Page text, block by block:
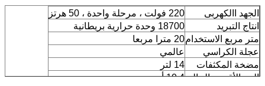
الجهد االكهربى
220 فولت ، مرحلة واحدة ، 50 هرتز
انتاج التبريد
18700 وحدة حرارية بريطانية
متر مربع الاستخدام20 مترا مربعا
عجلة الكراسي
عالمي
مضخة المكثفات
14 لتر
الحد الأقصى الحالي10.4 أ